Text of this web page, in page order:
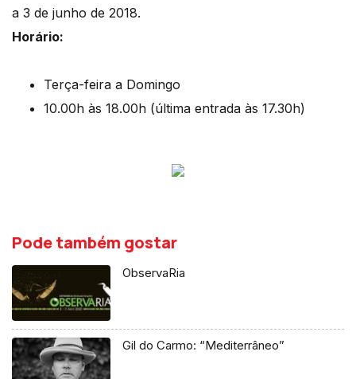
a 3 de junho de 2018.
Horário:
Terça-feira a Domingo
10.00h às 18.00h (última entrada às 17.30h)
Pode também gostar
ObservaRia
Gil do Carmo: “Mediterrâneo”